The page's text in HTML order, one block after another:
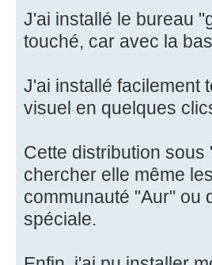
J'ai installé le bureau
touché, car avec la
J'ai installé facilement
visuel en quelques
Cette distribution
chercher elle même
communauté "Aur" ou
spéciale.